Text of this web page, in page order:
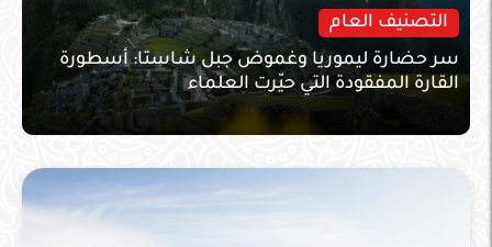
التصنيف العام
سر حضارة ليموريا وغموض جبل شاستا: أسطورة
القارة المفقودة التي حيّرت العلماء